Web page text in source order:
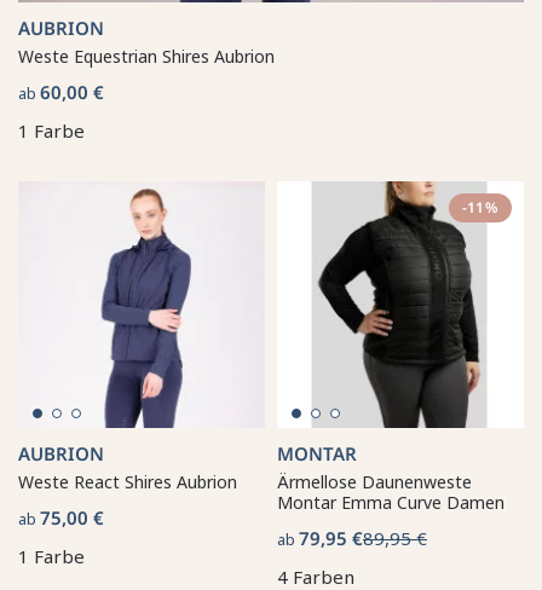
AUBRION
Weste Equestrian Shires Aubrion
ab 60,00 €
1 Farbe
AUBRION
Weste React Shires Aubrion
ab 75,00 €
1 Farbe
-11%
MONTAR
Ärmellose Daunenweste
Montar Emma Curve Damen
ab 79,95 €89,95 €
4 Farben